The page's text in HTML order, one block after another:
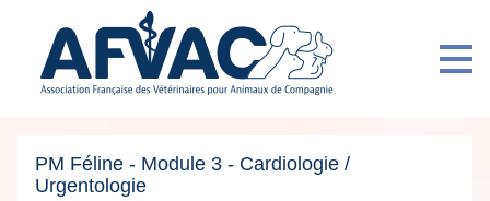
PM Féline - Module 3 - Cardiologie /
Urgentologie